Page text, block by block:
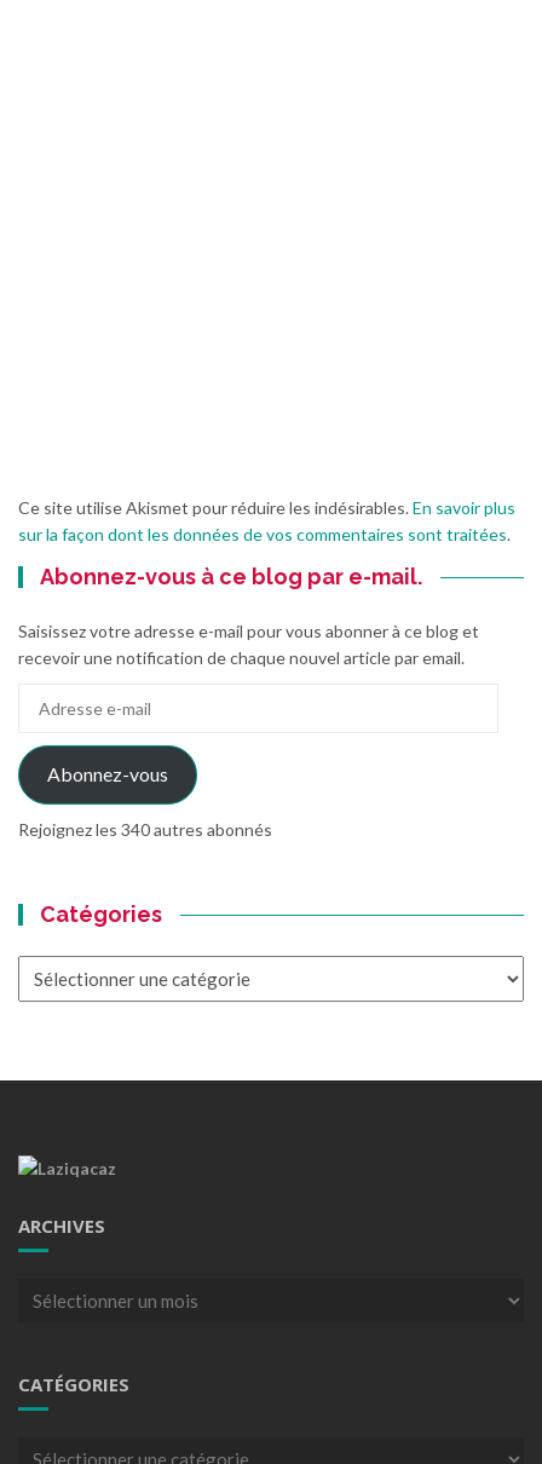
Ce site utilise Akismet pour réduire les indésirables.En savoir plus
sur la façon dont les données de vos commentaires sont traitées.
Abonnez-vous à ce blog par e-mail.
Saisissez votre adresse e-mail pour vous abonner à ce blog et
recevoir une notification de chaque nouvel article par email.
mail
Abonnez-vous
Rejoignez les 340 autres abonnés
Catégories
ARCHIVES
Archives
CATÉGORIES
Catégories